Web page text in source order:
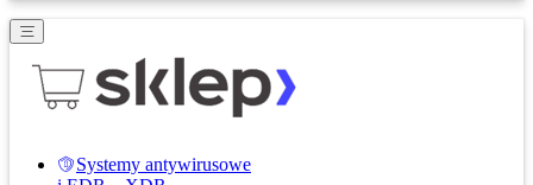
Systemy antywirusowe